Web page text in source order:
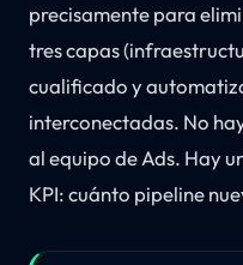
precisamente para
tres capas
cualificado y
interconectadas. No
al equipo de Ads. Hay
KPI: cuánto pipeline